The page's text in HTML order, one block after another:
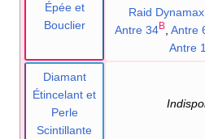
Épée et
Bouclier
Raid Dynamax
Antre 34B Antre
Antre
Diamant
Étincelant et
Perle
Scintillante